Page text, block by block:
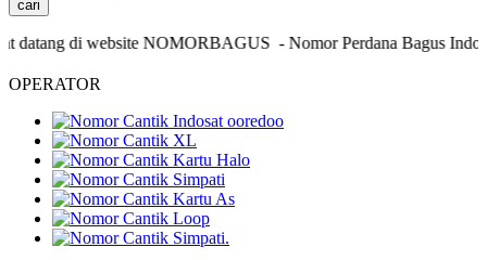
di website NOMORBAGUS - Nomor Perdana Bagus
OPERATOR